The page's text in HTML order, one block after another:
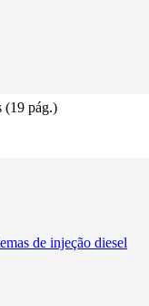
(19 pág.)
de injeção diesel